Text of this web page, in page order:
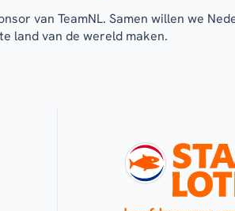
van TeamNL. Samen willen we
land van de wereld maken.